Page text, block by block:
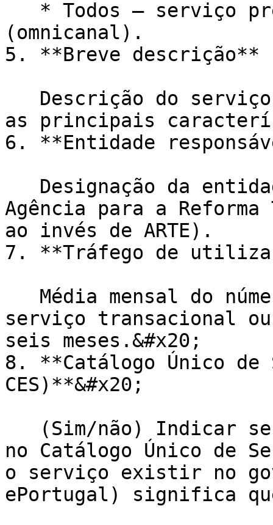
(omnicanal).
5. **Breve descrição**
as principais
6. **Entidade
Agência para a
ao invés de ARTE).
7. **Tráfego de
serviço transacional
seis meses.&#x20;
8. **Catálogo Único
CES)**&#x20;
no Catálogo Único de
o serviço existir no